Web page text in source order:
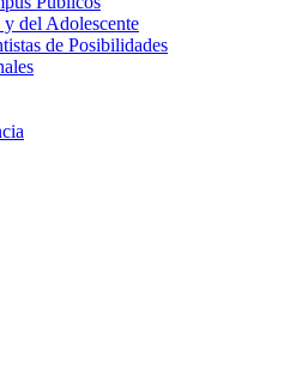
del Adolescente
de Posibilidades